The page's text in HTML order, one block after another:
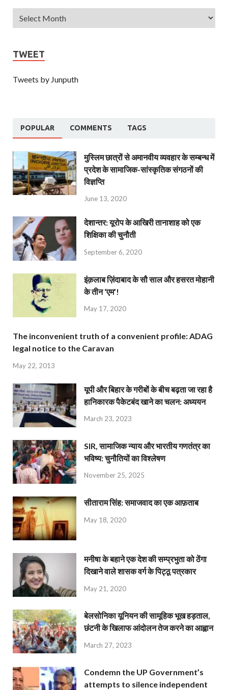
TWEET
Tweets by Junputh
POPULAR COMMENTS TAGS
मुस्लिम छात्रों से अमानवीय व्यवहार के सम्बन्ध में
प्रदेश के सामाजिक-सांस्कृतिक संगठनों की
विज्ञप्ति
June 13, 2020
देशान्‍तर: यूरोप के आखिरी तानाशाह को एक
शिक्षिका की चुनौती
September 6, 2020
इंक़लाब ज़िंदाबाद के सौ साल और हसरत मोहानी
के तीन ‘एम’!
May 17, 2020
The inconvenient truth of a convenient profile: ADAG
legal notice to the Caravan
May 22, 2013
यूपी और बिहार के गरीबों के बीच बढ़ता जा रहा है
हानिकारक पैकेटबंद खाने का चलन: अध्ययन
March 23, 2023
SIR, सामाजिक न्याय और भारतीय गणतंत्र का
भविष्य: चुनौतियों का विश्लेषण
November 25, 2025
सीताराम सिंह: समाजवाद का एक आफ़ताब
May 18, 2020
मनीषा के बहाने एक देश की सम्प्रभुता को ठेंगा
दिखाने वाले शासक वर्ग के पिट्ठू पत्रकार
May 21, 2020
बेलसोनिका यूनियन की सामूहिक भूख हड़ताल,
छंटनी के खिलाफ आंदोलन तेज करने का आह्वान
March 27, 2023
Condemn the UP Government’s
attempts to silence independent